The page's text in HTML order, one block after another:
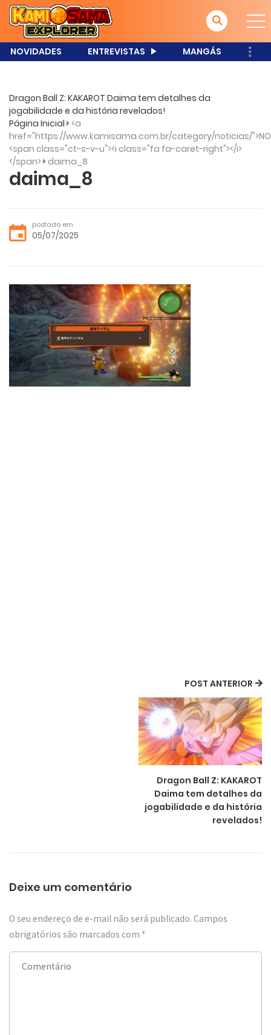
NOVIDADES ENTREVISTAS MANGÁS
Dragon Ball Z: KAKAROT Daima tem detalhes da
jogabilidade e da história revelados!
Página Inicial <a
href="https://www.kamisama.com.br/category/noticias/
<span class="ct-s-v-u"><i class="fa fa-caret-right"></i>
</span> daima_8
daima_8
postado em
05/07/2025
POST ANTERIOR
Dragon Ball Z: KAKAROT
Daima tem detalhes da
jogabilidade e da história
revelados!
Deixe um comentário
O seu endereço de e-mail não será publicado. Campos
obrigatórios são marcados com *